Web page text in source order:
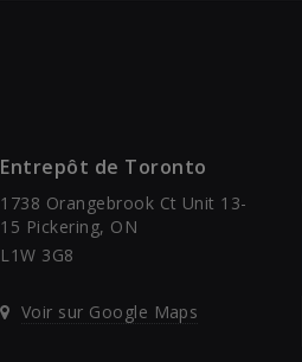
Entrepôt de Toronto
1738 Orangebrook Ct Unit 13-
15 Pickering, ON
L1W 3G8
Voir sur Google Maps